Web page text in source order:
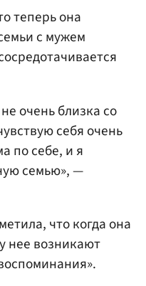
теперь она
с мужем
очень близка со
себя очень
по себе, и я
семью», —
что когда она
нее возникают